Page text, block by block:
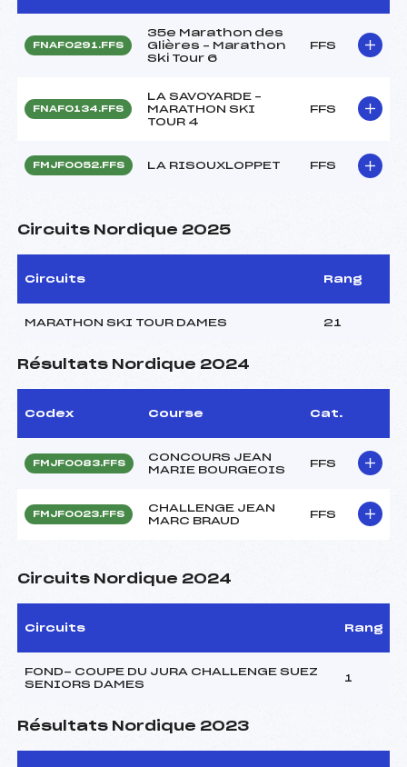
FNAF0291.FFS
35e Marathon des
Glières – Marathon
Ski Tour 6
FFS
FNAF0134.FFS
LA SAVOYARDE –
MARATHON SKI
TOUR 4
FFS
FMJF0052.FFS LA RISOUXLOPPET FFS
Circuits Nordique 2025
Circuits Rang
MARATHON SKI TOUR DAMES 21
Résultats Nordique 2024
Codex Course Cat.
FMJF0083.FFS
CONCOURS JEAN
MARIE BOURGEOIS
FFS
FMJF0023.FFS
CHALLENGE JEAN
MARC BRAUD
FFS
Circuits Nordique 2024
Circuits Rang
FOND- COUPE DU JURA CHALLENGE SUEZ
SENIORS DAMES
1
Résultats Nordique 2023